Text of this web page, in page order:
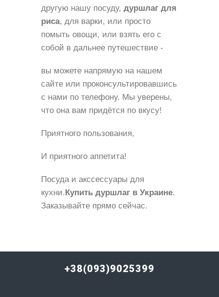
другую нашу посуду, дуршлаг для
риса, для варки, или просто
помыть овощи, или взять его с
собой в дальнее путешествие -
вы можете напрямую на нашем
сайте или проконсультировавшись
с нами по телефону. Мы уверены,
что она вам придётся по вкусу!
Приятного пользования,
И приятного аппетита!
Посуда и акссессуары для
кухни.Купить дуршлаг в Украине.
Заказывайте прямо сейчас.
+38(093)9025399